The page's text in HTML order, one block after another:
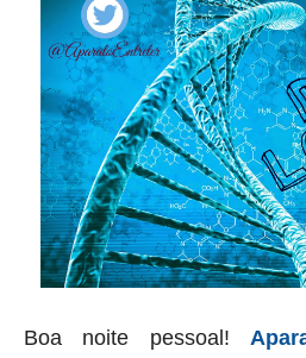
Boa noite pessoal!